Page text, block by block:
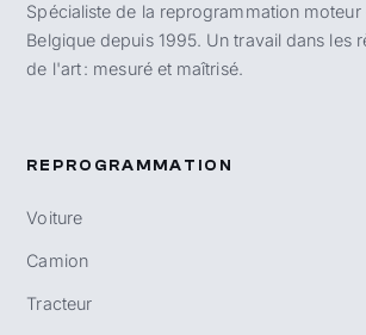
Spécialiste de la reprogrammation moteur
Belgique depuis 1995. Un travail dans les
de l'art : mesuré et maîtrisé.
REPROGRAMMATION
Voiture
Camion
Tracteur